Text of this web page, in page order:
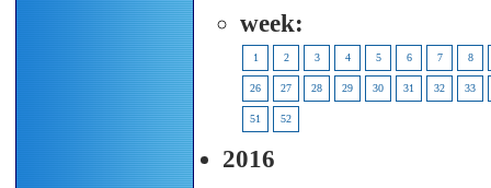
week:
1 2 3 4 5 6 7 8
26 27 28 29 30 31 32 33
51 52
2016